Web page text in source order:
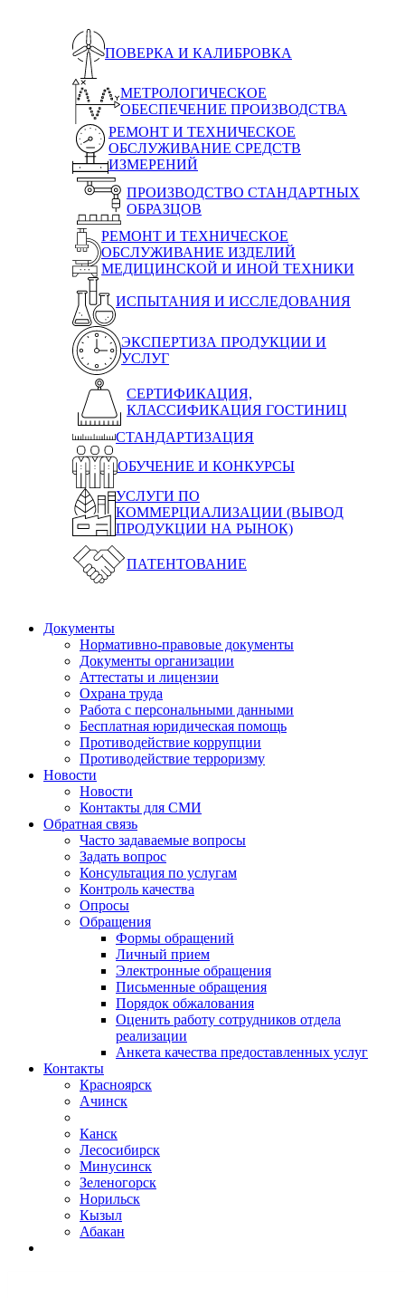
ПОВЕРКА И КАЛИБРОВКА
МЕТРОЛОГИЧЕСКОЕ
ОБЕСПЕЧЕНИЕ ПРОИЗВОДСТВА
РЕМОНТ И ТЕХНИЧЕСКОЕ
ОБСЛУЖИВАНИЕ СРЕДСТВ
ИЗМЕРЕНИЙ
ПРОИЗВОДСТВО СТАНДАРТНЫХ
ОБРАЗЦОВ
РЕМОНТ И ТЕХНИЧЕСКОЕ
ОБСЛУЖИВАНИЕ ИЗДЕЛИЙ
МЕДИЦИНСКОЙ И ИНОЙ ТЕХНИКИ
ИСПЫТАНИЯ И ИССЛЕДОВАНИЯ
ЭКСПЕРТИЗА ПРОДУКЦИИ И
УСЛУГ
СЕРТИФИКАЦИЯ,
КЛАССИФИКАЦИЯ ГОСТИНИЦ
СТАНДАРТИЗАЦИЯ
ОБУЧЕНИЕ И КОНКУРСЫ
УСЛУГИ ПО
КОММЕРЦИАЛИЗАЦИИ (ВЫВОД
ПРОДУКЦИИ НА РЫНОК)
ПАТЕНТОВАНИЕ
Документы
Нормативно-правовые документы
Документы организации
Аттестаты и лицензии
Охрана труда
Работа с персональными данными
Бесплатная юридическая помощь
Противодействие коррупции
Противодействие терроризму
Новости
Новости
Контакты для СМИ
Обратная связь
Часто задаваемые вопросы
Задать вопрос
Консультация по услугам
Контроль качества
Опросы
Обращения
Формы обращений
Личный прием
Электронные обращения
Письменные обращения
Порядок обжалования
Оценить работу сотрудников отдела
реализации
Анкета качества предоставленных услуг
Контакты
Красноярск
Ачинск
Канск
Лесосибирск
Минусинск
Зеленогорск
Норильск
Кызыл
Абакан